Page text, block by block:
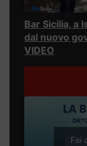
Bar Sicilia, a
dal nuovo
VIDEO
Fai